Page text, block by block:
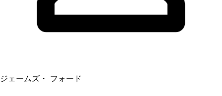
ジェームズ・ フォード